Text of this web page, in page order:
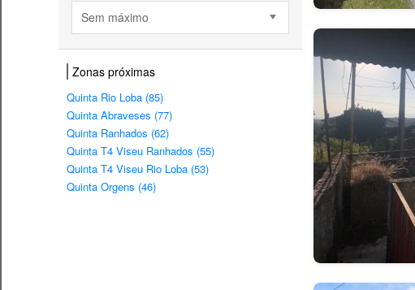
Sem máximo
Zonas próximas
Quinta Rio Loba (85)
Quinta Abraveses (77)
Quinta Ranhados (62)
Quinta T4 Viseu Ranhados (55)
Quinta T4 Viseu Rio Loba (53)
Quinta Orgens (46)